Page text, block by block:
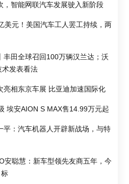
，智能网联汽车发展驶入新阶段
美元！美国汽车工人罢工持续，两
丰田全球召回100万辆汉兰达；沃
术发表看法
亮相东京车展 比亚迪加速国际化
埃安AION S MAX售14.99万元起
平：汽车机器人开辟新战场，与特
安聪慧：新车型领先友商五年，今